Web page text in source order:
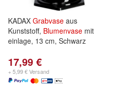
KADAX Grabvase aus
Kunststoff, Blumenvase mit
einlage, 13 cm, Schwarz
17,99 €
+ 5,99 € Versand